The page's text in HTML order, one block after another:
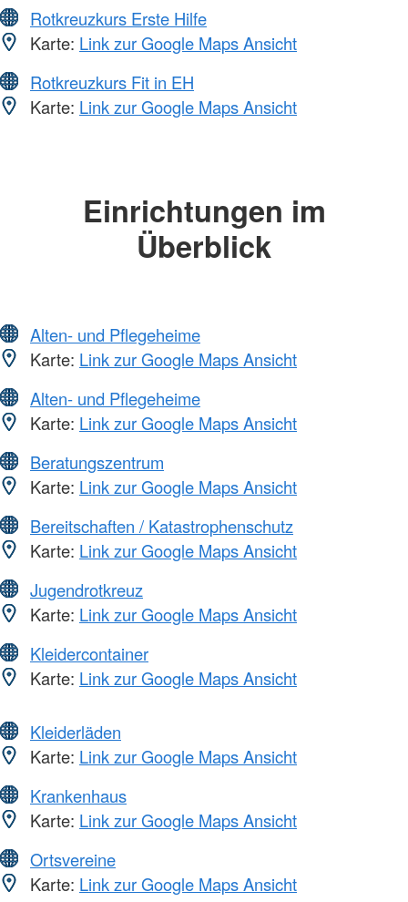
Rotkreuzkurs Erste Hilfe
Karte: Link zur Google Maps Ansicht
Rotkreuzkurs Fit in EH
Karte: Link zur Google Maps Ansicht
Einrichtungen im
Überblick
Alten- und Pflegeheime
Karte: Link zur Google Maps Ansicht
Alten- und Pflegeheime
Karte: Link zur Google Maps Ansicht
Beratungszentrum
Karte: Link zur Google Maps Ansicht
Bereitschaften / Katastrophenschutz
Karte: Link zur Google Maps Ansicht
Jugendrotkreuz
Karte: Link zur Google Maps Ansicht
Kleidercontainer
Karte: Link zur Google Maps Ansicht
Kleiderläden
Karte: Link zur Google Maps Ansicht
Krankenhaus
Karte: Link zur Google Maps Ansicht
Ortsvereine
Karte: Link zur Google Maps Ansicht